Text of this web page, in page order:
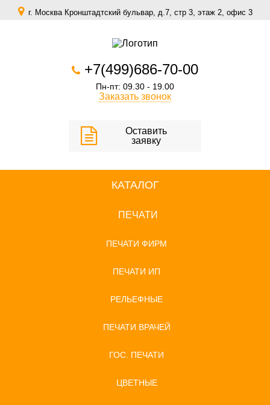
г. Москва Кронштадтский бульвар, д.7, стр 3, этаж 2, офис 3
+7(499)686-70-00
Пн-пт: 09.30 - 19.00
Заказать звонок
Оставить
заявку
КАТАЛОГ
ПЕЧАТИ
ПЕЧАТИ ФИРМ
ПЕЧАТИ ИП
РЕЛЬЕФНЫЕ
ПЕЧАТИ ВРАЧЕЙ
ГОС. ПЕЧАТИ
ЦВЕТНЫЕ